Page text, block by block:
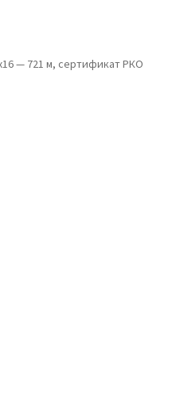
— 721 м, сертификат РКО